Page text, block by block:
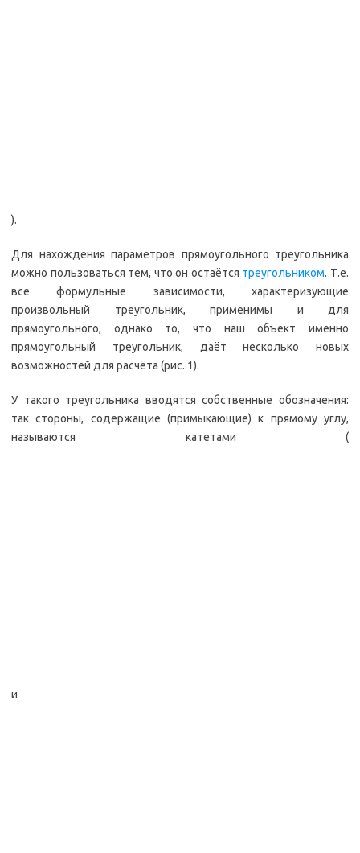
).
Для нахождения параметров прямоугольного треугольника
можно пользоваться тем, что он остаётся треугольником. Т.е.
все формульные зависимости, характеризующие
произвольный треугольник, применимы и для
прямоугольного, однако то, что наш объект именно
прямоугольный треугольник, даёт несколько новых
возможностей для расчёта (рис. 1).
У такого треугольника вводятся собственные обозначения:
так стороны, содержащие (примыкающие) к прямому углу,
называются катетами (
и